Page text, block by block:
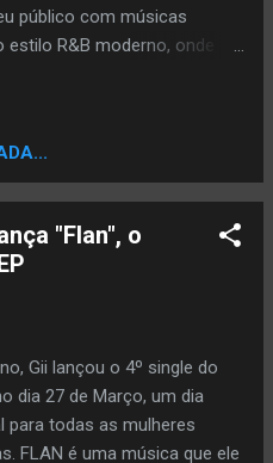
público com músicas
R&B moderno, onde
no canal do artista no
principais plataformas digitais
digitais:
"Flan", o
Gii lançou o 4º single do
dia 27 de Março, um dia
para todas as mulheres
FLAN é uma música que ele